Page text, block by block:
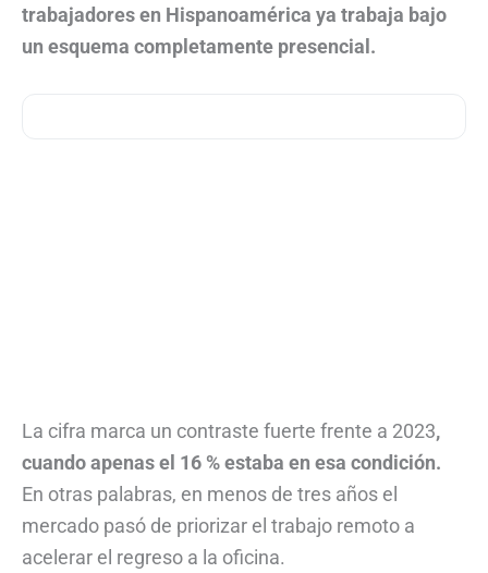
trabajadores en Hispanoamérica ya trabaja bajo
un esquema completamente presencial.
La cifra marca un contraste fuerte frente a 2023,
cuando apenas el 16 % estaba en esa condición.
En otras palabras, en menos de tres años el
mercado pasó de priorizar el trabajo remoto a
acelerar el regreso a la oficina.